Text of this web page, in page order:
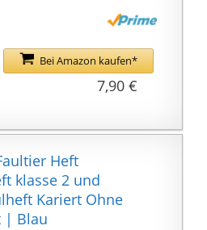
Bei Amazon kaufen*
7,90 €
Heft
klasse 2 und
Kariert Ohne
| Blau